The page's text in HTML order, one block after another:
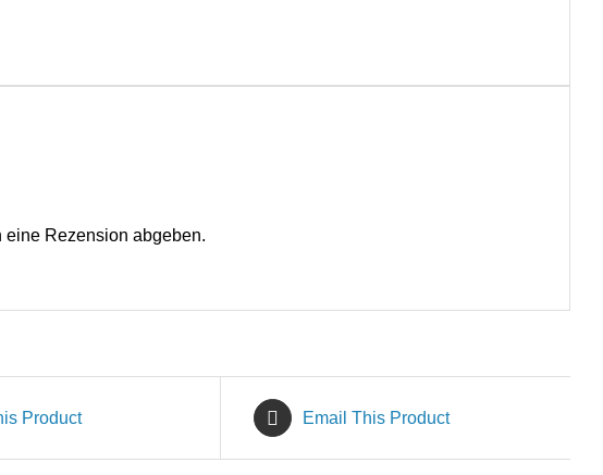
eine Rezension abgeben.
Product Email This Product